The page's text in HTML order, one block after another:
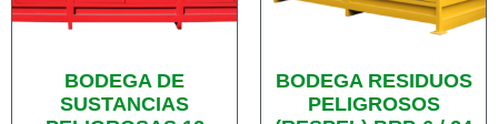
BODEGA DE
SUSTANCIAS
BODEGA RESIDUOS
PELIGROSOS